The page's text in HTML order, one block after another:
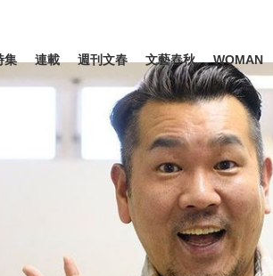
ライフ ビジネス
集 連載 週刊文春 文藝春秋 WOMAN
キーワード入力
グ一覧
#後藤真希 #森岡毅 #城彰二